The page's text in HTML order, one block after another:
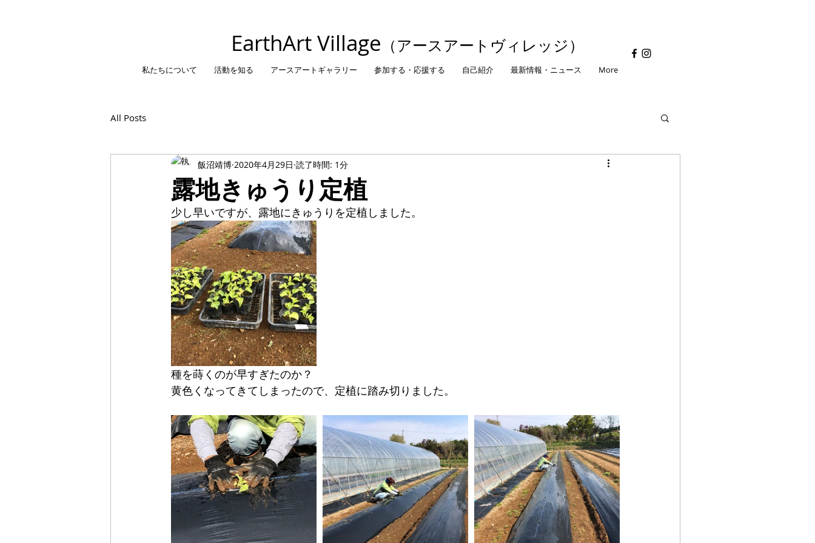
​EarthArt Village （アースアートヴィレッジ）
私たちについて 活動を知る アースアートギャラリー 参加する・応援する 自己紹介 最新情報・ニュース More
All Posts
露地きゅうり定植
飯沼靖博 2020年4月29日 読了時間: 1分
少し早いですが、露地にきゅうりを定植しました。
種を蒔くのが早すぎたのか？
黄色くなってきてしまったので、定植に踏み切りました。